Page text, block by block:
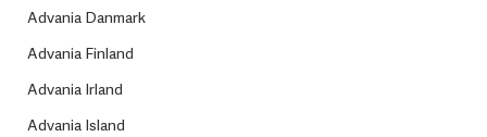
Advania Danmark
Advania Finland
Advania Irland
Advania Island